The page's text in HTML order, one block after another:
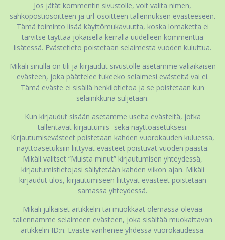
Jos jätät kommentin sivustolle, voit valita nimen,
sähköpostiosoitteen ja url-osoitteen tallennuksen evästeeseen.
Tämä toiminto lisää käyttömukavuutta, koska lomaketta ei
tarvitse täyttää jokaisella kerralla uudelleen kommenttia
lisätessä. Evästetieto poistetaan selaimesta vuoden kuluttua.
Mikäli sinulla on tili ja kirjaudut sivustolle asetamme väliaikaisen
evästeen, joka päättelee tukeeko selaimesi evästeitä vai ei.
Tämä eväste ei sisällä henkilötietoa ja se poistetaan kun
selainikkuna suljetaan.
Kun kirjaudut sisään asetamme useita evästeitä, jotka
tallentavat kirjautumis- sekä näyttöasetuksesi.
Kirjautumisevästeet poistetaan kahden vuorokauden kuluessa,
näyttöasetuksiin liittyvät evästeet poistuvat vuoden päästä.
Mikäli valitset “Muista minut” kirjautumisen yhteydessä,
kirjautumistietojasi säilytetään kahden viikon ajan. Mikäli
kirjaudut ulos, kirjautumiseen liittyvät evästeet poistetaan
samassa yhteydessä.
Mikäli julkaiset artikkelin tai muokkaat olemassa olevaa
tallennamme selaimeen evästeen, joka sisältää muokattavan
artikkelin ID:n. Eväste vanhenee yhdessä vuorokaudessa.